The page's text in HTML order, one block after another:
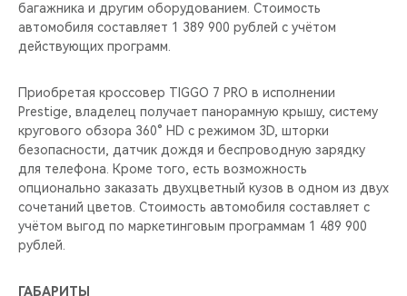
багажника и другим оборудованием. Стоимость
автомобиля составляет 1 389 900 рублей с учётом
действующих программ.
Приобретая кроссовер TIGGO 7 PRO в исполнении
Prestige, владелец получает панорамную крышу, систему
кругового обзора 360° HD с режимом 3D, шторки
безопасности, датчик дождя и беспроводную зарядку
для телефона. Кроме того, есть возможность
опционально заказать двухцветный кузов в одном из двух
сочетаний цветов. Стоимость автомобиля составляет с
учётом выгод по маркетинговым программам 1 489 900
рублей.
ГАБАРИТЫ